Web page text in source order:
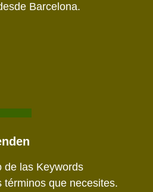
Barcelona.
de las Keywords
términos que necesites.